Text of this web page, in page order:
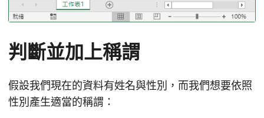
判斷並加上稱謂
假設我們現在的資料有姓名與性別，而我們想要依照
性別產生適當的稱謂：